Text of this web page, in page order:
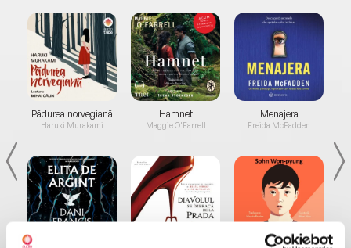
Pădurea norvegiană
Haruki Murakami
Hamnet
Maggie O'Farrell
Menajera
Freida McFadden